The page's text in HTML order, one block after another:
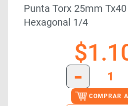
Punta Torx 25mm
Hexagonal 1/4
$
-
COMPRAR